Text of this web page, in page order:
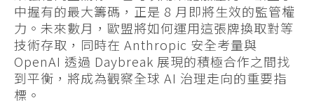
中握有的最大籌碼，正是 8 月即將生效的監管權
力。未來數月，歐盟將如何運用這張牌換取對等
技術存取，同時在 Anthropic 安全考量與
OpenAI 透過 Daybreak 展現的積極合作之間找
到平衡，將成為觀察全球 AI 治理走向的重要指
標。